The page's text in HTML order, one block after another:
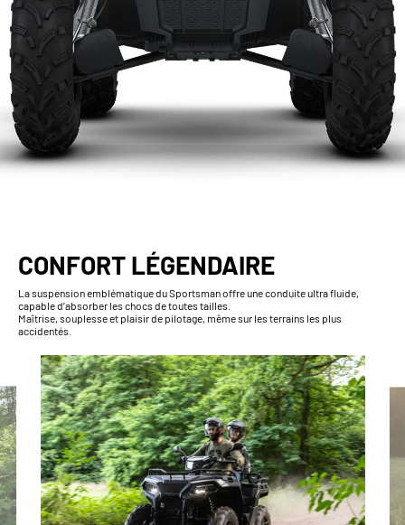
CONFORT LÉGENDAIRE
La suspension emblématique du Sportsman offre une conduite ultra fluide,
capable d’absorber les chocs de toutes tailles.
Maîtrise, souplesse et plaisir de pilotage, même sur les terrains les plus
accidentés.